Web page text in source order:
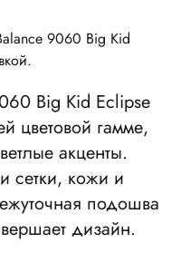
9060 Big Kid
Big Kid Eclipse
цветовой гамме,
акценты.
сетки, кожи и
подошва
дизайн.